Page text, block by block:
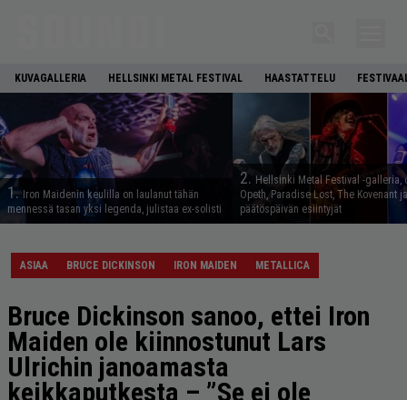
KUVAGALLERIA HELLSINKI METAL FESTIVAL HAASTATTELU
1. Iron Maidenin keulilla on laulanut tähän
mennessä tasan yksi legenda, julistaa ex-solisti
2. Hellsinki Metal Festival -galleria,
Opeth, Paradise Lost, The Kovenant
päätöspäivän esiintyjät
ASIAA BRUCE DICKINSON IRON MAIDEN METALLICA
Bruce Dickinson sanoo, ettei Iron
Maiden ole kiinnostunut Lars
Ulrichin janoamasta
keikkaputkesta – ”Se ei ole